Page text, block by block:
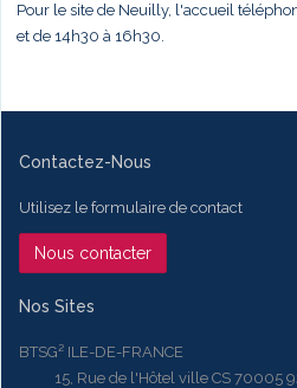
Pour le site de Neuilly, l'accueil
et de 14h30 à 16h30.
Contactez-Nous
Utilisez le formulaire de contact
Nous contacter
Nos Sites
BTSG² ILE-DE-FRANCE
15, Rue de l'Hôtel ville CS 70005